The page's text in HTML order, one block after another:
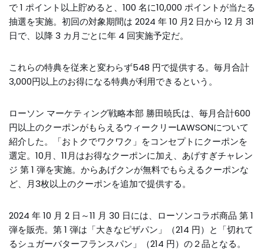
で 1 ポイント以上貯めると、100 名に10,000 ポイントが当たる
抽選を実施。初回の対象期間は 2024 年 10 月2 日から 12 月 31
日で、以降 3 カ月ごとに年 4 回実施予定だ。
これらの特典を従来と変わらず548 円で提供する。毎月合計
3,000円以上のお得になる特典が利用できるという。
ローソン マーケティング戦略本部 勝田暁氏は、毎月合計600
円以上のクーポンがもらえるウィークリーLAWSONについて
紹介した。「おトクでワクワク」をコンセプトにクーポンを
選定。10月、11月はお得なクーポンに加え、あげすぎチャレン
ジ 第 1 弾を実施。からあげクンが無料でもらえるクーポンな
ど、月3枚以上のクーポンを追加で提供する。
2024 年 10 月 2 日～11 月 30 日には、ローソンコラボ商品 第 1
弾を販売。第 1 弾は「大きなピザパン」（214 円）と「切れて
るシュガーバターフランスパン」（214 円）の２品となる。